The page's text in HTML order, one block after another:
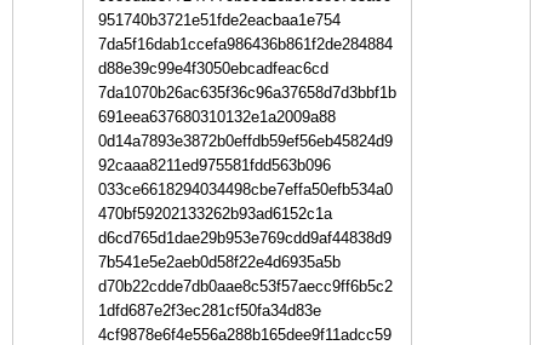
951740b3721e51fde2eacbaa1e754
7da5f16dab1ccefa986436b861f2de284884
d88e39c99e4f3050ebcadfeac6cd
7da1070b26ac635f36c96a37658d7d3bbf1b
691eea637680310132e1a2009a88
0d14a7893e3872b0effdb59ef56eb45824d9
92caaa8211ed975581fdd563b096
033ce6618294034498cbe7effa50efb534a0
470bf59202133262b93ad6152c1a
d6cd765d1dae29b953e769cdd9af44838d9
7b541e5e2aeb0d58f22e4d6935a5b
d70b22cdde7db0aae8c53f57aecc9ff6b5c2
1dfd687e2f3ec281cf50fa34d83e
4cf9878e6f4e556a288b165dee9f11adcc59